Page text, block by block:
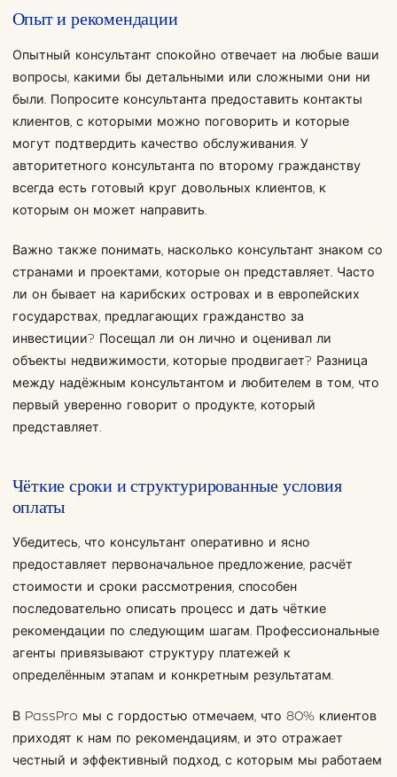
Опыт и рекомендации
Опытный консультант спокойно отвечает на любые ваши
вопросы, какими бы детальными или сложными они ни
были. Попросите консультанта предоставить контакты
клиентов, с которыми можно поговорить и которые
могут подтвердить качество обслуживания. У
авторитетного консультанта по второму гражданству
всегда есть готовый круг довольных клиентов, к
которым он может направить.
Важно также понимать, насколько консультант знаком со
странами и проектами, которые он представляет. Часто
ли он бывает на карибских островах и в европейских
государствах, предлагающих гражданство за
инвестиции? Посещал ли он лично и оценивал ли
объекты недвижимости, которые продвигает? Разница
между надёжным консультантом и любителем в том, что
первый уверенно говорит о продукте, который
представляет.
Чёткие сроки и структурированные условия
оплаты
Убедитесь, что консультант оперативно и ясно
предоставляет первоначальное предложение, расчёт
стоимости и сроки рассмотрения, способен
последовательно описать процесс и дать чёткие
рекомендации по следующим шагам. Профессиональные
агенты привязывают структуру платежей к
определённым этапам и конкретным результатам.
В PassPro мы с гордостью отмечаем, что 80% клиентов
приходят к нам по рекомендациям, и это отражает
честный и эффективный подход, с которым мы работаем